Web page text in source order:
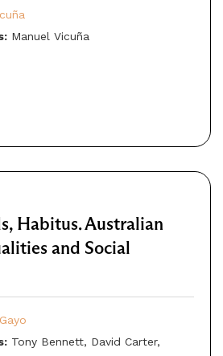
Manuel Vicuña
Habitus. Australian
and Social
Tony Bennett, David Carter,